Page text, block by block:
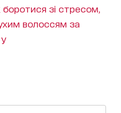
боротися зі стресом,
волоссям за